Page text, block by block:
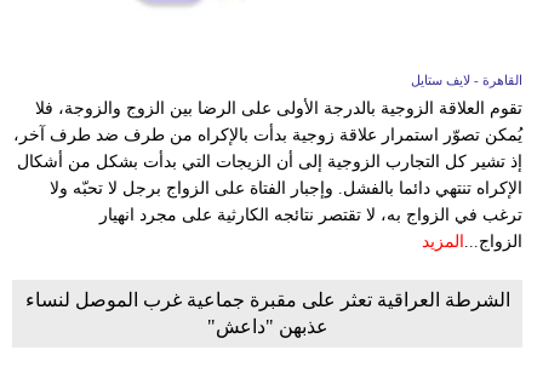
القاهرة - لايف ستايل
تقوم العلاقة الزوجية بالدرجة الأولى على الرضا بين الزوج والزوجة، فلا
يُمكن تصوّر استمرار علاقة زوجية بدأت بالإكراه من طرف ضد طرف آخر،
إذ تشير كل التجارب الزوجية إلى أن الزيجات التي بدأت بشكل من أشكال
الإكراه تنتهي دائما بالفشل. وإجبار الفتاة على الزواج برجل لا تحبّه ولا
ترغب في الزواج به، لا تقتصر نتائجه الكارثية على مجرد انهيار
الزواج... المزيد
الشرطة العراقية تعثر على مقبرة جماعية غرب الموصل لنساء
عذبهن "داعش"